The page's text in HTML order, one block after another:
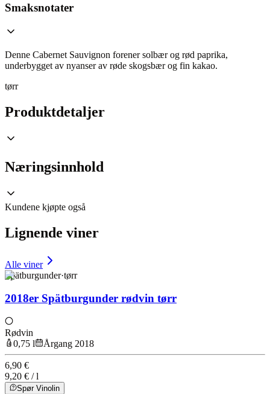
Smaksnotater
Denne Cabernet Sauvignon forener solbær og rød paprika,
underbygget av nyanser av røde skogsbær og fin kakao.
tørr
Produktdetaljer
Næringsinnhold
Kundene kjøpte også
Lignende viner
Alle viner
Spätburgunder·tørr
2018er Spätburgunder rødvin tørr
Rødvin
0,75 l
Årgang 2018
6,90 €
9,20 € / l
Spør Vinolin